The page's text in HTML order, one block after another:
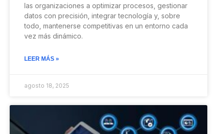
las organizaciones a optimizar procesos, gestionar
datos con precisión, integrar tecnología y, sobre
todo, mantenerse competitivas en un entorno cada
vez más dinámico.
LEER MÁS »
agosto 18, 2025